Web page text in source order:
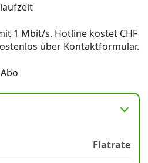
1 Mbit/s. Hotline kostet CHF
über Kontaktformular.
Flatrate